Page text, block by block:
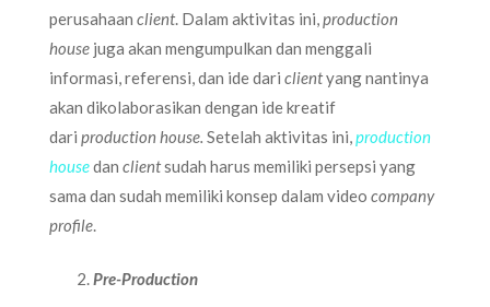
perusahaan client . Dalam aktivitas ini, production
house juga akan mengumpulkan dan menggali
informasi, referensi, dan ide dari clientyang nantinya
akan dikolaborasikan dengan ide kreatif
dari production house. Setelah aktivitas ini, production
housedan clientsudah harus memiliki persepsi yang
sama dan sudah memiliki konsep dalam video company
profile
Pre-Production